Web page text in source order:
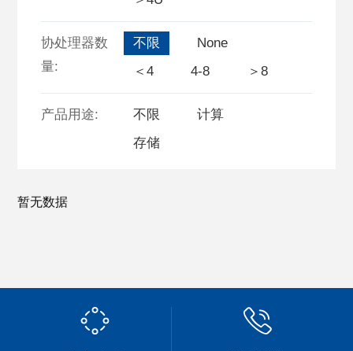
协处理器数
量:
不限
None
＜4
4-8 ＞8
产品用途: 不限
计算
存储
暂无数据